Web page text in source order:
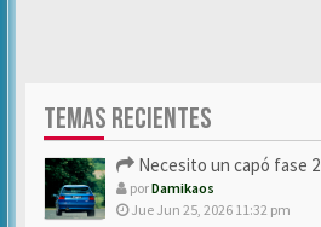
TEMAS RECIENTES
Necesito un capó fase 2
porDamikaos
Jue Jun 25, 2026 11:32 pm